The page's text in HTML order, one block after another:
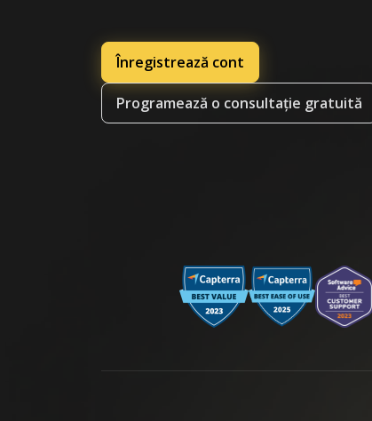
Înregistrează cont
Programează o consultație gratuită